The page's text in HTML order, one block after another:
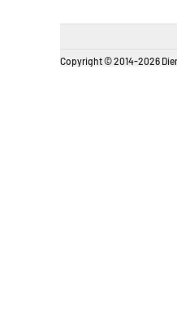
Copyright © 2014-2026